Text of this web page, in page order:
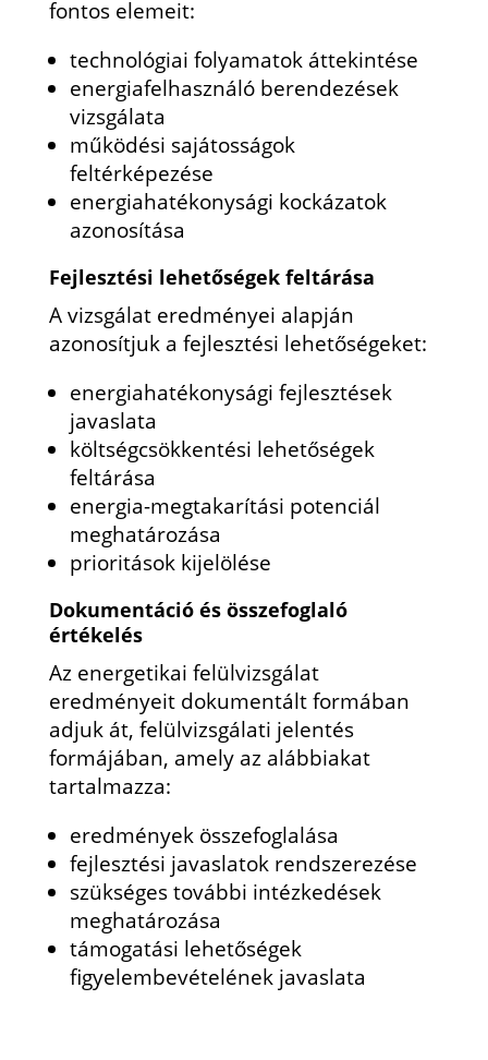
fontos elemeit:
technológiai folyamatok áttekintése
energiafelhasználó berendezések
vizsgálata
működési sajátosságok
feltérképezése
energiahatékonysági kockázatok
azonosítása
Fejlesztési lehetőségek feltárása
A vizsgálat eredményei alapján
azonosítjuk a fejlesztési lehetőségeket:
energiahatékonysági fejlesztések
javaslata
költségcsökkentési lehetőségek
feltárása
energia-megtakarítási potenciál
meghatározása
prioritások kijelölése
Dokumentáció és összefoglaló
értékelés
Az energetikai felülvizsgálat
eredményeit dokumentált formában
adjuk át, felülvizsgálati jelentés
formájában, amely az alábbiakat
tartalmazza:
eredmények összefoglalása
fejlesztési javaslatok rendszerezése
szükséges további intézkedések
meghatározása
támogatási lehetőségek
figyelembevételének javaslata